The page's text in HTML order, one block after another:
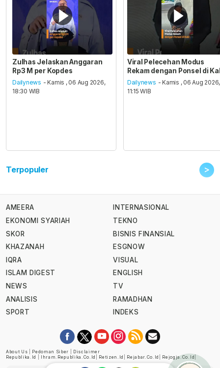
Zulhas Jelaskan Anggaran
Rp3 M per Kopdes
Dailynews - Kamis , 06 Aug 2026,
18:30 WIB
Viral Pelecehan Modus
Rekam dengan Ponsel di
Dailynews - Kamis , 06 Aug 2026,
11:15 WIB
Terpopuler >
AMEERA
EKONOMI SYARIAH
SKOR
KHAZANAH
IQRA
ISLAM DIGEST
NEWS
ANALISIS
SPORT
INTERNASIONAL
TEKNO
BISNIS FINANSIAL
ESGNOW
VISUAL
ENGLISH
TV
RAMADHAN
INDEKS
About Us Pedoman Siber
Disclaimer
Republika.id
Ihram.republika.co.id Retizen.id Rejabar.co.id Rejogja.co.id